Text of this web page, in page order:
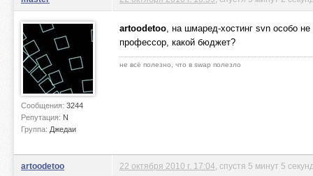
Сообщения: 3244
Репутация: N
Группа: Джедаи
artoodetoo, на шмаред-хостинг svn особо
профессор, какой бюджет?
не всё полезно, что в swap полезло
artoodetoo 22 октября 2010 г. 17:04 , спустя 5 минут 5